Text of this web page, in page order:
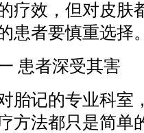
疗效，但对皮肤
患者要慎重选择
患者深受其害
胎记的专业科室
方法都只是简单